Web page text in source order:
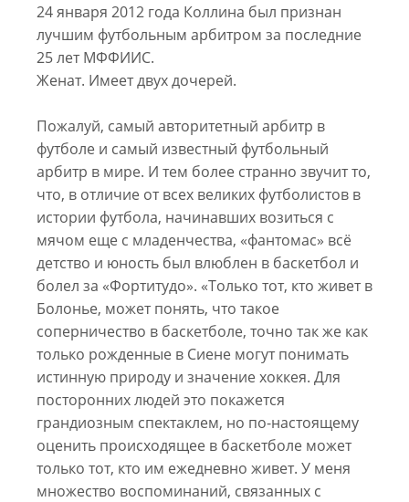
24 января 2012 года Коллина был признан
лучшим футбольным арбитром за последние
25 лет МФФИИС.
Женат. Имеет двух дочерей.
Пожалуй, самый авторитетный арбитр в
футболе и самый известный футбольный
арбитр в мире. И тем более странно звучит то,
что, в отличие от всех великих футболистов в
истории футбола, начинавших возиться с
мячом еще с младенчества, «фантомас» всё
детство и юность был влюблен в баскетбол и
болел за «Фортитудо». «Только тот, кто живет в
Болонье, может понять, что такое
соперничество в баскетболе, точно так же как
только рожденные в Сиене могут понимать
истинную природу и значение хоккея. Для
посторонних людей это покажется
грандиозным спектаклем, но по-настоящему
оценить происходящее в баскетболе может
только тот, кто им ежедневно живет. У меня
множество воспоминаний, связанных с